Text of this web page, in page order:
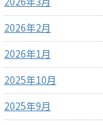
2026年2月
2026年1月
2025年10月
2025年9月